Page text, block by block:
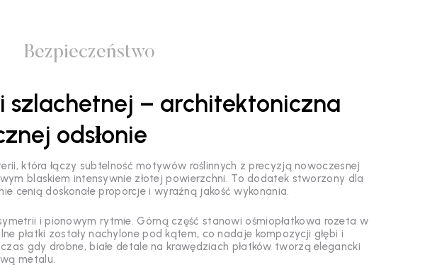
Bezpieczeństwo
– architektoniczna
odsłonie
która łączy subtelność motywów roślinnych z precyzją nowoczesnej
blaskiem intensywnie złotej powierzchni. To dodatek stworzony dla
cenią doskonałe proporcje i wyraźną jakość wykonania.
i pionowym rytmie. Górną część stanowi ośmiopłatkowa rozeta w
płatki zostały nachylone pod kątem, co nadaje kompozycji głębi i
gdy drobne, białe detale na krawędziach płatków tworzą elegancki
metalu.